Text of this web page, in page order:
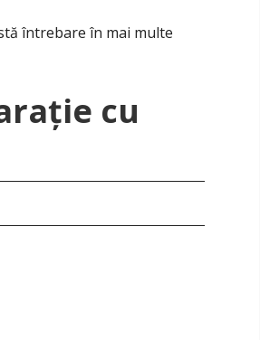
întrebare în mai multe
cu